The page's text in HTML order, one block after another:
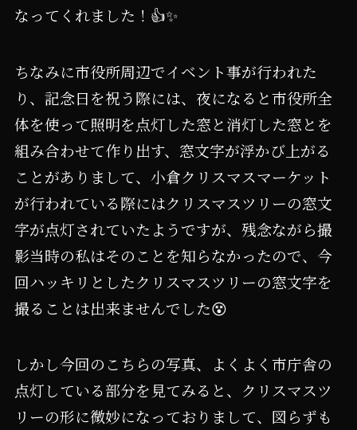
なってくれました！👍✨
ちなみに市役所周辺でイベント事が行われた
り、記念日を祝う際には、夜になると市役所全
体を使って照明を点灯した窓と消灯した窓とを
組み合わせて作り出す、窓文字が浮かび上がる
ことがありまして、小倉クリスマスマーケット
が行われている際にはクリスマスツリーの窓文
字が点灯されていたようですが、残念ながら撮
影当時の私はそのことを知らなかったので、今
回ハッキリとしたクリスマスツリーの窓文字を
撮ることは出来ませんでした😵
しかし今回のこちらの写真、よくよく市庁舎の
点灯している部分を見てみると、クリスマスツ
リーの形に微妙になっておりまして、図らずも